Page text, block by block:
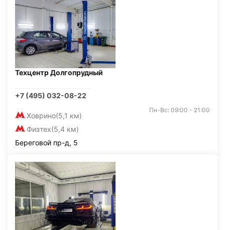
Техцентр Долгопрудный
+7 (495) 032-08-22
Ховрино(5,1 км)
Физтех(5,4 км)
Пн-Вс: 09:00 - 21:00
Береговой пр-д, 5